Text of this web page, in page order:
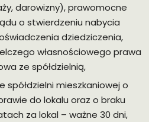
darowizny), prawomocne
o stwierdzeniu nabycia
dziedziczenia,
własnościowego prawa
ze spółdzielnią,
spółdzielni mieszkaniowej o
do lokalu oraz o braku
za lokal – ważne 30 dni,